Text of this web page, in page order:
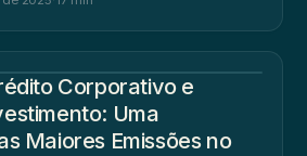
Corporativo e
Uma
Maiores Emissões no